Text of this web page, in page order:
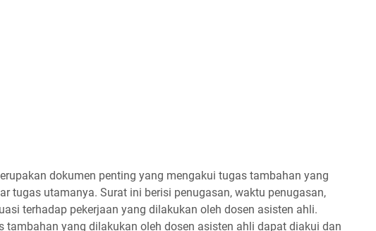
dokumen penting yang mengakui tugas tambahan yang
tugas utamanya. Surat ini berisi penugasan, waktu penugasan,
terhadap pekerjaan yang dilakukan oleh dosen asisten ahli.
tambahan yang dilakukan oleh dosen asisten ahli dapat diakui dan